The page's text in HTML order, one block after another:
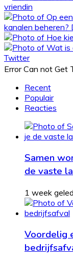
Twitter
Error Can not Get
Recent
Populair
Reacties
Samen
de vaste
1 week
Voordelig